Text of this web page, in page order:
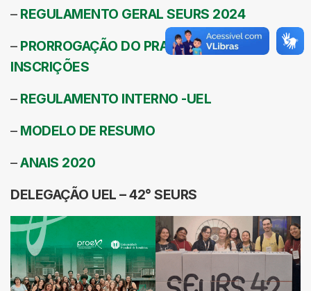
– REGULAMENTO GERAL SEURS 2024
– PRORROGAÇÃO DO PRAZO PARA
INSCRIÇÕES
– REGULAMENTO INTERNO -UEL
– MODELO DE RESUMO
–ANAIS 2020
DELEGAÇÃO UEL – 42° SEURS